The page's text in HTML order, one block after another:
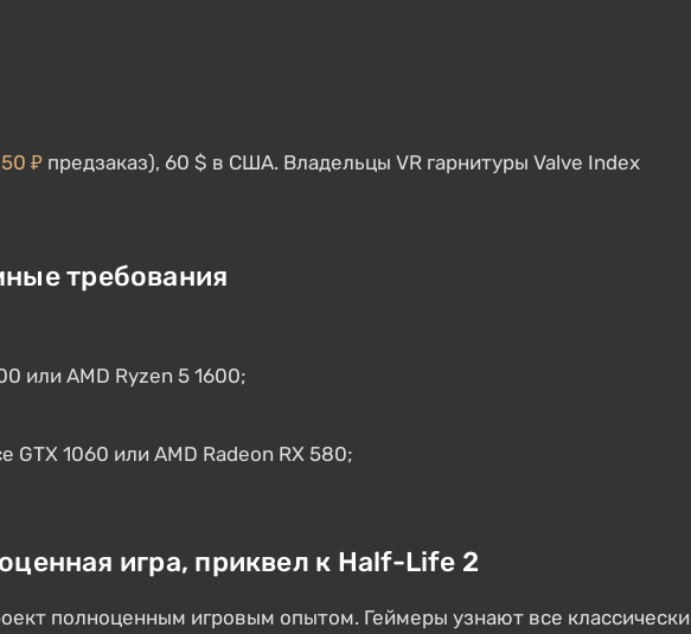
₽ предзаказ), 60 $ в США. Владельцы VR гарнитуры Valve Index
требования
или AMD Ryzen 5 1600;
GTX 1060 или AMD Radeon RX 580;
игра, приквел к Half-Life 2
полноценным игровым опытом. Геймеры узнают все